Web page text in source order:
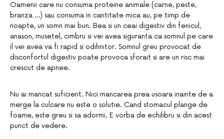
Oamenii care nu consuma proteine ​​animale (carne, peste,
branza …) sau consuma in cantitate mica au, pe timp de
noapte, un somn mai bun. Bea si un ceai digestiv din fenicul,
anason, musetel, cimbru si vei avea siguranta ca somnul pe care
il vei avea va fi rapid si odihnitor. Somnul greu provocat de
disconfortul digestiv poate provoca sforait si are un risc mai
crescut de apnee.
Nu ai mancat suficient. Nici mancarea prea usoara inainte de a
merge la culcare nu este o solutie. Cand stomacul plange de
foame, este greu si sa adormi. E vorba de echilibru si din acest
punct de vedere.